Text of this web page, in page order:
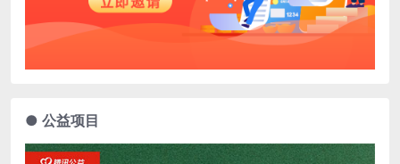
● 公益项目